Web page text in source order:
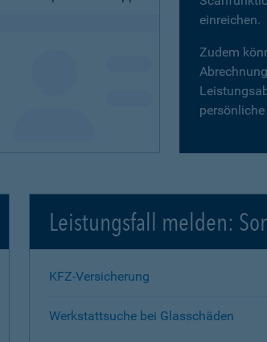
einreichen.
Zudem
Leistungsfall melden:
KFZ-Versicherung
Werkstattsuche bei Glasschäden